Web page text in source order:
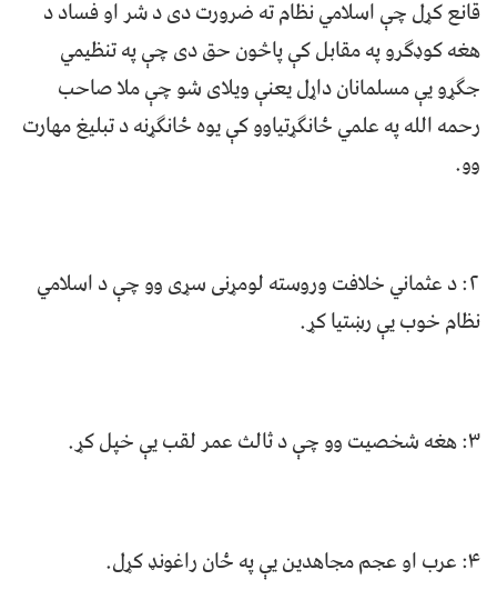
قانع کړل چې اسلامي نظام ته ضرورت دی د شر او فساد د
هغه کوډګرو په مقابل کې پاڅون حق دی چې په تنظیمي
جګړو یې مسلمانان داړل یعنې ویلای شو چې ملا صاحب
رحمه الله په علمي ځانګړتیاوو کې یوه ځانګړنه د تبلیغ مهارت
وو.
۲: د عثماني خلافت وروسته لومړنی سړی وو چې د اسلامي
نظام خوب یې رښتیا کړ.
۳: هغه شخصیت وو چې د ثالث عمر لقب یې خپل کړ.
۴: عرب او عجم مجاهدین یې په ځان راغونډ کړل.